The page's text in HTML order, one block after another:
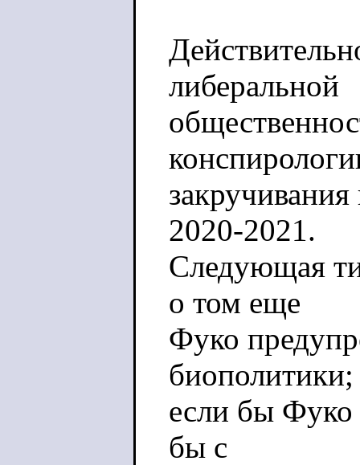
либеральной
2020-2021.
Следующая
о том еще
Фуко
биополитики;
если бы
бы с